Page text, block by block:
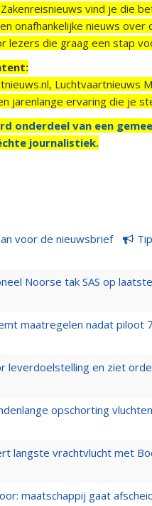
vind je die
onafhankelijke nieuws
lezers die graag een stap
Luchtvaartnieuws
jarenlange ervaring die je
onderdeel van een
journalistiek.
voor de nieuwsbrief
Noorse tak SAS op
maatregelen nadat piloot
leverdoelstelling en ziet
opschorting
langste vrachtvlucht met
maatschappij gaat